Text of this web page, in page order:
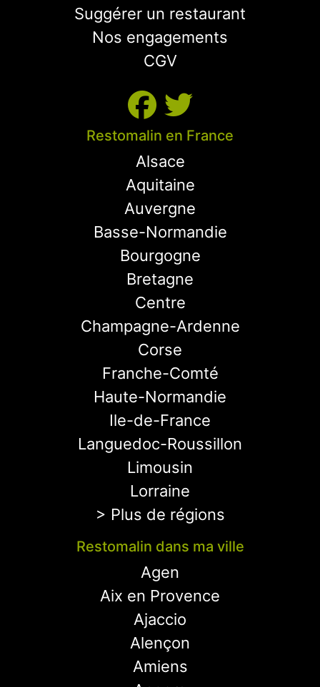
Suggérer un restaurant
Nos engagements
CGV
Restomalin en France
Alsace
Aquitaine
Auvergne
Basse-Normandie
Bourgogne
Bretagne
Centre
Champagne-Ardenne
Corse
Franche-Comté
Haute-Normandie
Ile-de-France
Languedoc-Roussillon
Limousin
Lorraine
> Plus de régions
Restomalin dans ma ville
Agen
Aix en Provence
Ajaccio
Alençon
Amiens